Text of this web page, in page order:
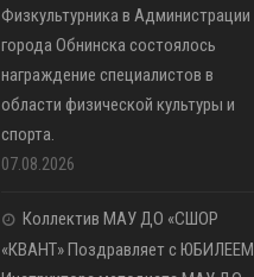
Физкультурника в Администрации
города Обнинска состоялось
награждение специалистов в
области физической культуры и
спорта.
07.08.2026
Коллектив МАУ ДО «СШОР
«КВАНТ» Поздравляет с ЮБИЛЕЕМ